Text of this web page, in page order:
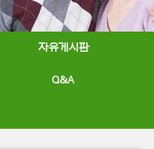
자유게시판
Q&A